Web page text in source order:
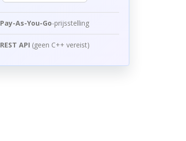
Pay-As-You-Go-prijsstelling
REST API (geen C++ vereist)